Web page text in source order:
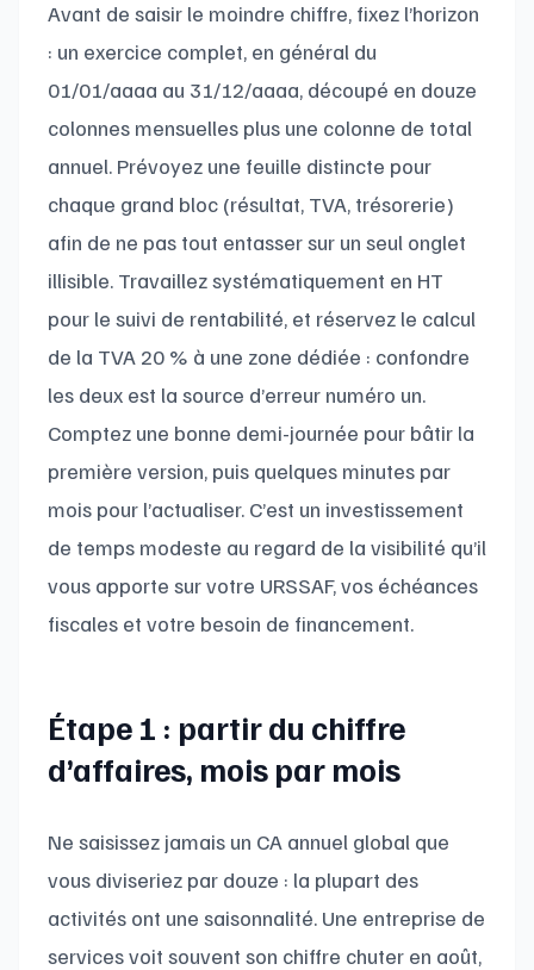
Avant de saisir le moindre chiffre, fixez l’horizon
: un exercice complet, en général du
01/01/aaaa au 31/12/aaaa, découpé en douze
colonnes mensuelles plus une colonne de total
annuel. Prévoyez une feuille distincte pour
chaque grand bloc (résultat, TVA, trésorerie)
afin de ne pas tout entasser sur un seul onglet
illisible. Travaillez systématiquement en HT
pour le suivi de rentabilité, et réservez le calcul
de la TVA 20 % à une zone dédiée : confondre
les deux est la source d’erreur numéro un.
Comptez une bonne demi-journée pour bâtir la
première version, puis quelques minutes par
mois pour l’actualiser. C’est un investissement
de temps modeste au regard de la visibilité qu’il
vous apporte sur votre URSSAF, vos échéances
fiscales et votre besoin de financement.
Étape 1 : partir du chiffre
d’affaires, mois par mois
Ne saisissez jamais un CA annuel global que
vous diviseriez par douze : la plupart des
activités ont une saisonnalité. Une entreprise de
services voit souvent son chiffre chuter en août,